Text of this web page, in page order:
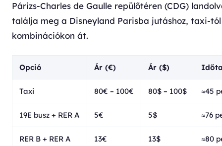
Párizs-Charles de Gaulle repülőtéren (CDG)
találja meg a Disneyland Parisba jutáshoz, taxi-
kombinációkon át.
Opció Ár (€) Ár ($)
Taxi 80€ – 100€ 80$ – 100$ ≈45
19E busz + RER A 5€ 5$ ≈76
RER B + RER A 13€ 13$ ≈80